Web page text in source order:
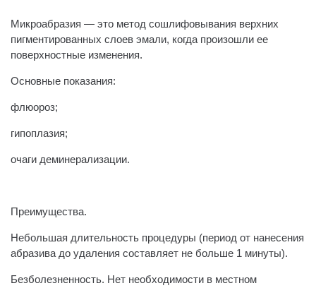
Микроабразия — это метод сошлифовывания верхних
пигментированных слоев эмали, когда произошли ее
поверхностные изменения.
Основные показания:
флюороз;
гипоплазия;
очаги деминерализации.
Преимущества.
Небольшая длительность процедуры (период от нанесения
абразива до удаления составляет не больше 1 минуты).
Безболезненность. Нет необходимости в местном